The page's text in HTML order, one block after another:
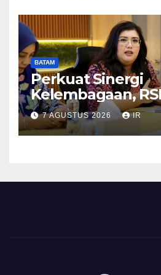
BATAM
Perkuat Sinergi
Kelembagaan,
dan BPOM
Pelayanan dan
Obat Aman
7 AGUSTUS 2026 IR